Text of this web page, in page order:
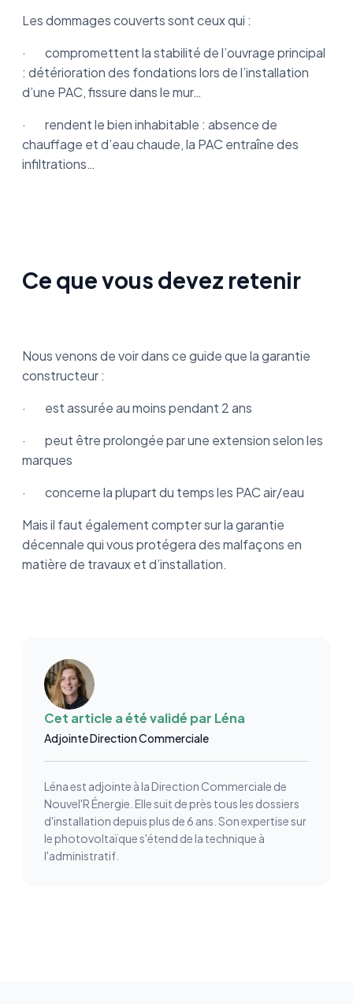
Les dommages couverts sont ceux qui :
· compromettent la stabilité de l’ouvrage principal
: détérioration des fondations lors de l’installation
d’une PAC, fissure dans le mur…
· rendent le bien inhabitable : absence de
chauffage et d’eau chaude, la PAC entraîne des
infiltrations…
Ce que vous devez retenir
Nous venons de voir dans ce guide que la garantie
constructeur :
· est assurée au moins pendant 2 ans
· peut être prolongée par une extension selon les
marques
· concerne la plupart du temps les PAC air/eau
Mais il faut également compter sur la garantie
décennale qui vous protégera des malfaçons en
matière de travaux et d’installation.
Cet article a été validé par Léna
Adjointe Direction Commerciale
Léna est adjointe à la Direction Commerciale de
Nouvel'R Énergie. Elle suit de près tous les dossiers
d'installation depuis plus de 6 ans. Son expertise sur
le photovoltaïque s'étend de la technique à
l'administratif.